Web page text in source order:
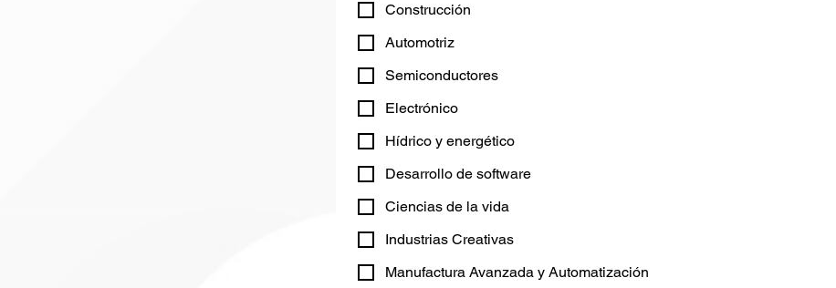
Construcción
Automotriz
Semiconductores
Electrónico
Hídrico y energético
Desarrollo de software
Ciencias de la vida
Industrias Creativas
Manufactura Avanzada y Automatización